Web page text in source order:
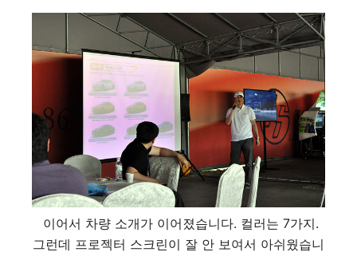
이어서 차량 소개가 이어졌습니다. 컬러는 7가지.
그런데 프로젝터 스크린이 잘 안 보여서 아쉬웠습니